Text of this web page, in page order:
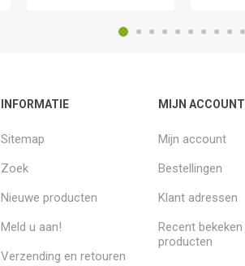
INFORMATIE
Sitemap
Zoek
Nieuwe producten
Meld u aan!
Verzending en retouren
MIJN ACCOUNT
Mijn account
Bestellingen
Klant adressen
Recent bekeken
producten